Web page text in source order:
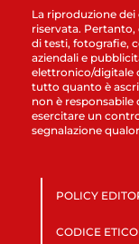
La riproduzione
riservata. Pertanto,
di testi, fotografie,
aziendali e
elettronico/digitale
tutto quanto è
non è
esercitare un
segnalazione
POLICY
CODICE